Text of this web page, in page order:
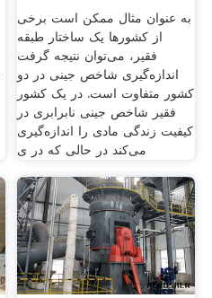
به عنوان مثال ممکن است برخی
از کشورها یک ساختار طبقه
فقیر، می‌توان نتیجه گرفت
اندازه‌گیری شاخص جینی در دو
کشور متفاوت است. در یک کشور
فقیر شاخص جینی نابرابری در
کیفیت زندگی مادی را اندازه‌گیری
می‌کند در حالی که در ی